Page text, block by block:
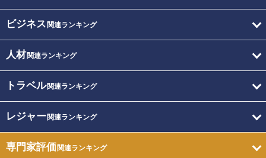
ビジネス 関連ランキング
人材関連ランキング
トラベル関連ランキング
レジャー関連ランキング
専門家評価関連ランキング